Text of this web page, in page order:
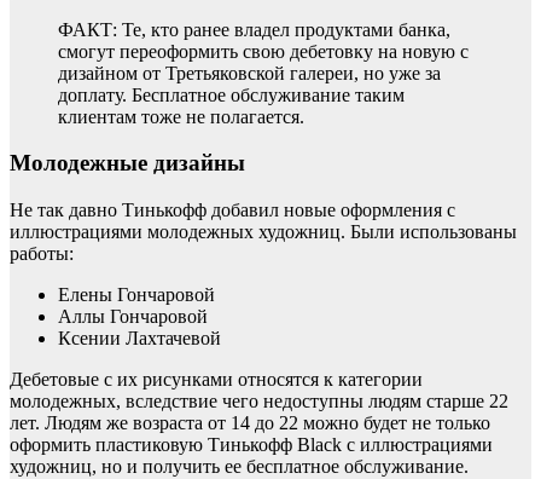
ФАКТ: Те, кто ранее владел продуктами банка,
смогут переоформить свою дебетовку на новую с
дизайном от Третьяковской галереи, но уже за
доплату. Бесплатное обслуживание таким
клиентам тоже не полагается.
Молодежные дизайны
Не так давно Тинькофф добавил новые оформления с
иллюстрациями молодежных художниц. Были использованы
работы:
Елены Гончаровой
Аллы Гончаровой
Ксении Лахтачевой
Дебетовые с их рисунками относятся к категории
молодежных, вследствие чего недоступны людям старше 22
лет. Людям же возраста от 14 до 22 можно будет не только
оформить пластиковую Тинькофф Black с иллюстрациями
художниц, но и получить ее бесплатное обслуживание.